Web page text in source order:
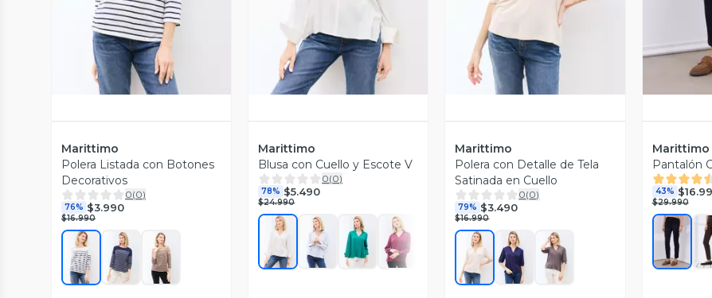
Marittimo
Polera Listada con Botones
Decorativos
0(0)
76% $3.990
$16.990
Marittimo
Blusa con Cuello y Escote V
0(0)
78% $5.490
$24.990
Marittimo
Polera con Detalle de Tela
Satinada en Cuello
0(0)
79% $3.490
$16.990
Marittimo
Pantalón
43%
$29.990